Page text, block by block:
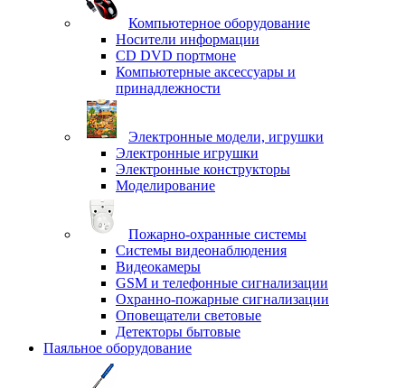
Компьютерное оборудование
Носители информации
CD DVD портмоне
Компьютерные аксессуары и
принадлежности
Электронные модели, игрушки
Электронные игрушки
Электронные конструкторы
Моделирование
Пожарно-охранные системы
Системы видеонаблюдения
Видеокамеры
GSM и телефонные сигнализации
Охранно-пожарные сигнализации
Оповещатели световые
Детекторы бытовые
Паяльное оборудование